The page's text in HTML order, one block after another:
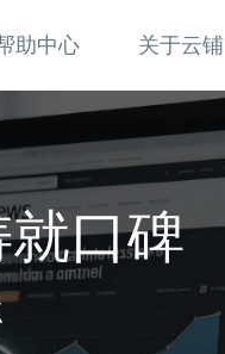
助中心 关于云铺
口碑